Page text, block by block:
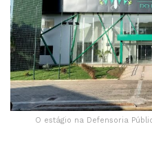
O estágio na Defensoria